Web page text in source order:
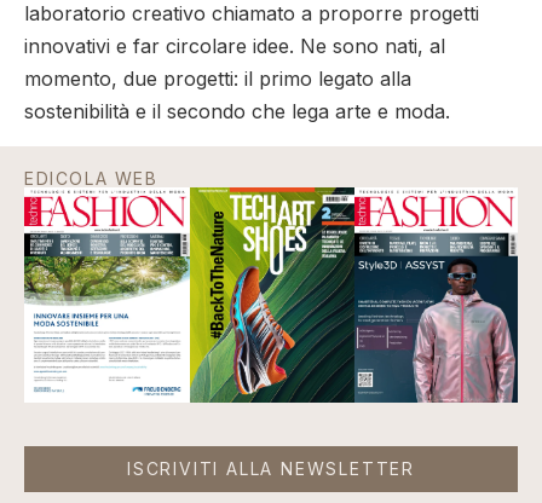
laboratorio creativo chiamato a proporre progetti
innovativi e far circolare idee. Ne sono nati, al
momento, due progetti: il primo legato alla
sostenibilità e il secondo che lega arte e moda.
EDICOLA WEB
ISCRIVITI ALLA NEWSLETTER